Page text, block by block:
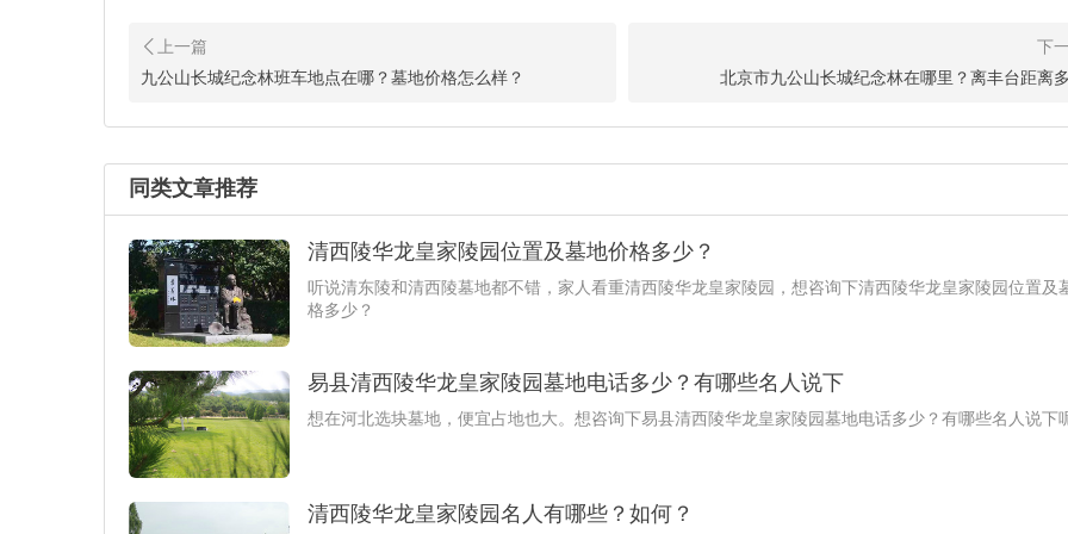
九公山长城纪念林班车地点在哪？墓地价格怎么样？ 北京市九公山长城纪念林在哪里？离丰台距离
同类文章推荐
清西陵华龙皇家陵园位置及墓地价格多少？
听说清东陵和清西陵墓地都不错，家人看重清西陵华龙皇家陵园，想咨询下清西陵华龙皇家陵园位置及
格多少？
易县清西陵华龙皇家陵园墓地电话多少？有哪些名人说下
想在河北选块墓地，便宜占地也大。想咨询下易县清西陵华龙皇家陵园墓地电话多少？有哪些名人说下
清西陵华龙皇家陵园名人有哪些？如何？